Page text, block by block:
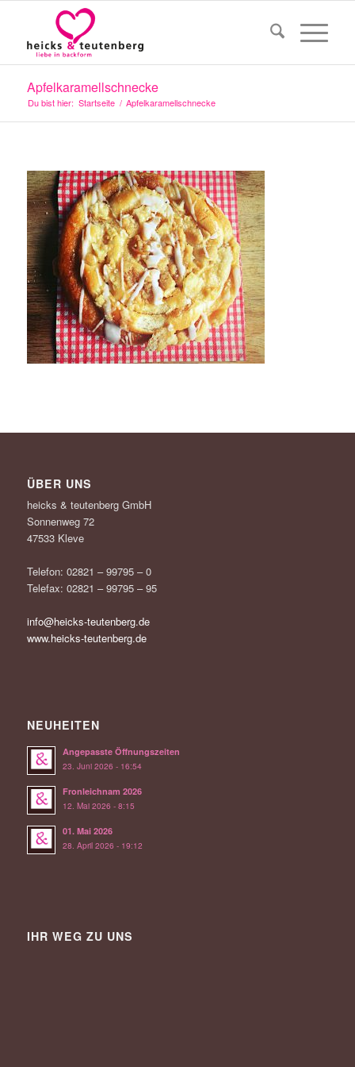
Apfelkaramellschnecke
Du bist hier: Startseite / Apfelkaramellschnecke
ÜBER UNS
heicks & teutenberg GmbH
Sonnenweg 72
47533 Kleve
Telefon: 02821 – 99795 – 0
Telefax: 02821 – 99795 – 95
info@heicks-teutenberg.de
www.heicks-teutenberg.de
NEUHEITEN
Angepasste Öffnungszeiten
23. Juni 2026 - 16:54
Fronleichnam 2026
12. Mai 2026 - 8:15
01. Mai 2026
28. April 2026 - 19:12
IHR WEG ZU UNS